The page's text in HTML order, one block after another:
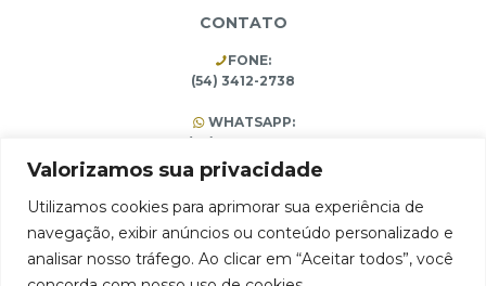
Valorizamos sua privacidade
Utilizamos cookies para aprimorar sua experiência de
navegação, exibir anúncios ou conteúdo personalizado e
analisar nosso tráfego. Ao clicar em “Aceitar todos”, você
CONTATO
FONE:
(54) 3412-2738
WHATSAPP:
(54) 99196-3453
(54) 3412-1473
ARMAZÉM 75 Comércio e Importação Ltda.
Rua Pain Filho, 1994, São José, Farroupilha, RS 95180-406